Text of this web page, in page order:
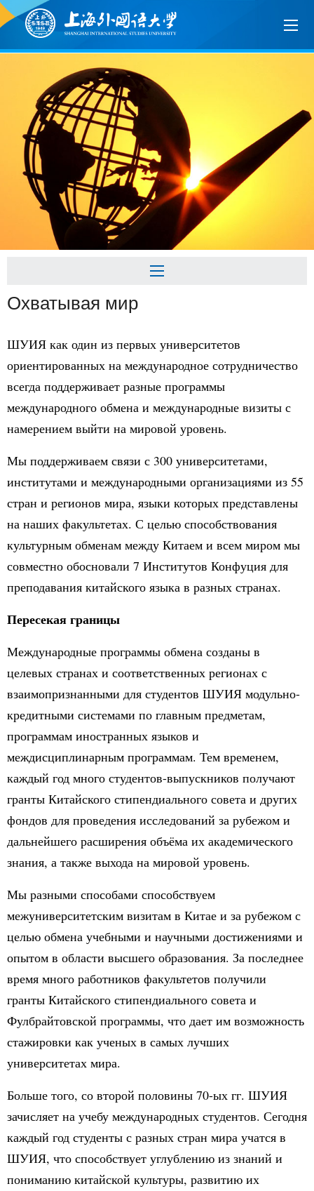
Охватывая мир
ШУИЯ как один из первых университетов
ориентированных на международное сотрудничество
всегда поддерживает разные программы
международного обмена и международные визиты с
намерением выйти на мировой уровень.
Мы поддерживаем связи с 300 университетами,
институтами и международными организациями из 55
стран и регионов мира, языки которых представлены
на наших факультетах. С целью способствования
культурным обменам между Китаем и всем миром мы
совместно обосновали 7 Институтов Конфуция для
преподавания китайского языка в разных странах.
Пересекая границы
Международные программы обмена созданы в
целевых странах и соответственных регионах с
взаимопризнанными для студентов ШУИЯ модульно-
кредитными системами по главным предметам,
программам иностранных языков и
междисциплинарным программам. Тем временем,
каждый год много студентов-выпускников получают
гранты Китайского стипендиального совета и других
фондов для проведения исследований за рубежом и
дальнейшего расширения объёма их академического
знания, а также выхода на мировой уровень.
Мы разными способами способствуем
межуниверситетским визитам в Китае и за рубежом с
целью обмена учебными и научными достижениями и
опытом в области высшего образования. За последнее
время много работников факультетов получили
гранты Китайского стипендиального совета и
Фулбрайтовской программы, что дает им возможность
стажировки как ученых в самых лучших
университетах мира.
Больше того, со второй половины 70-ых гг. ШУИЯ
зачисляет на учебу международных студентов. Сегодня
каждый год студенты с разных стран мира учатся в
ШУИЯ, что способствует углублению из знаний и
пониманию китайской культуры, развитию их